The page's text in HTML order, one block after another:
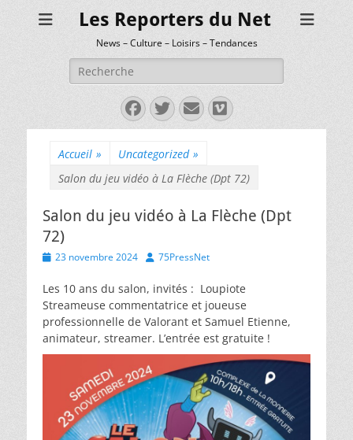
Les Reporters du Net
News – Culture – Loisirs – Tendances
Rechercher :
Facebook
Twitter
E-
mail
Vimeo
Accueil » Uncategorized »
Salon du jeu vidéo à La Flèche (Dpt 72)
Salon du jeu vidéo à La Flèche (Dpt
72)
Posted
23 novembre 2024 Author
75PressNet
Les 10 ans du salon, invités : Loupiote
Streameuse commentatrice et joueuse
professionnelle de Valorant et Samuel Etienne,
animateur, streamer. L’entrée est gratuite !